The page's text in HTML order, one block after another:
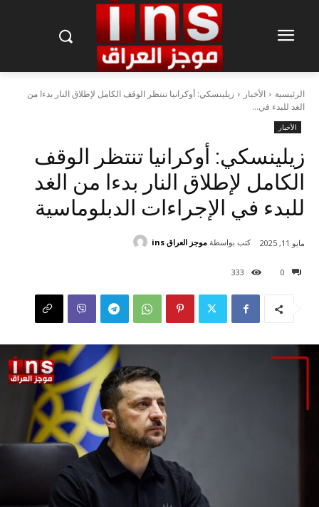
الرئيسية الأخبار
زيلينسكي: أوكرانيا تنتظر الوقف الكامل لإطلاق النار بدءا من
الغد للبدء في...
الأخبار
زيلينسكي: أوكرانيا تنتظر الوقف
الكامل لإطلاق النار بدءا من الغد
للبدء في الإجراءات الدبلوماسية
0
333
مايو 11, 2025 كتب بواسطة موجز العراق ins